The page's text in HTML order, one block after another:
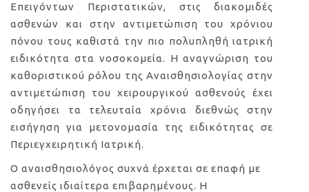
Επειγόντων Περιστατικών, στις διακομιδές
ασθενών και στην αντιμετώπιση του χρόνιου
πόνου τους καθιστά την πιο πολυπληθή ιατρική
ειδικότητα στα νοσοκομεία. Η αναγνώριση του
καθοριστικού ρόλου της Αναισθησιολογίας στην
αντιμετώπιση του χειρουργικού ασθενούς έχει
οδηγήσει τα τελευταία χρόνια διεθνώς στην
εισήγηση για μετονομασία της ειδικότητας σε
Περιεγχειρητική Ιατρική.
Ο αναισθησιολόγος συχνά έρχεται σε επαφή με
ασθενείς ιδιαίτερα επιβαρημένους. Η